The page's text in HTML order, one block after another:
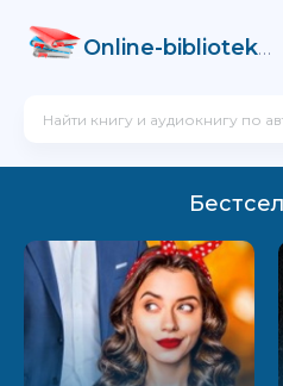
Online-biblioteka